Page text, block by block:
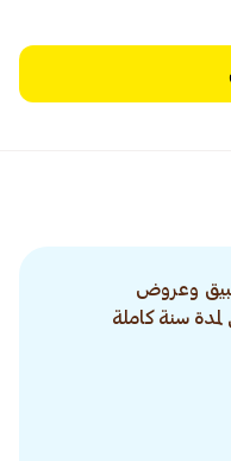
وعروض
سنة كاملة